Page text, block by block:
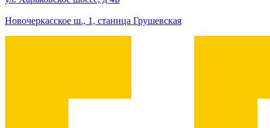
Новочеркасское ш., 1, станица Грушевская